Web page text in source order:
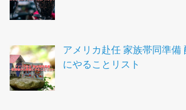
アメリカ赴任 家族帯同準備
にやることリスト